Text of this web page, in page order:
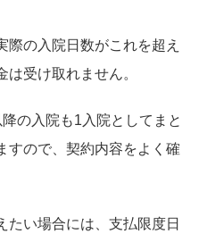
際の入院日数がこれを超え
受け取れません。
の入院も1入院としてまと
すので、契約内容をよく確
たい場合には、支払限度日